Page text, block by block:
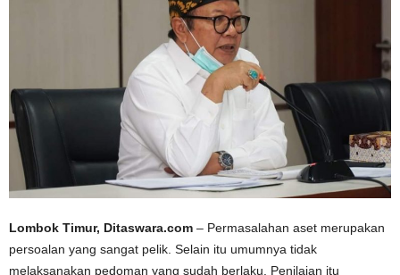
Lombok Timur, Ditaswara.com – Permasalahan aset merupakan
persoalan yang sangat pelik. Selain itu umumnya tidak
melaksanakan pedoman yang sudah berlaku. Penilaian itu